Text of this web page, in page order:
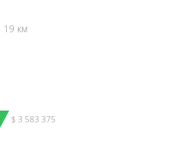
19 км
$ 3 583 375